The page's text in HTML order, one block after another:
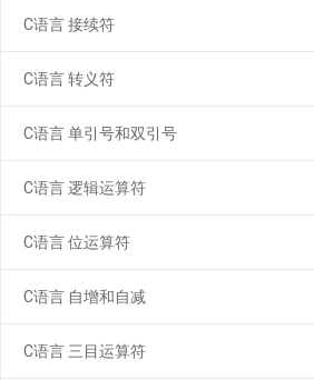
C语言 接续符
C语言 转义符
C语言 单引号和双引号
C语言 逻辑运算符
C语言 位运算符
C语言 自增和自减
C语言 三目运算符